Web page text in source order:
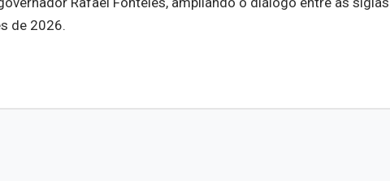
de 2026.